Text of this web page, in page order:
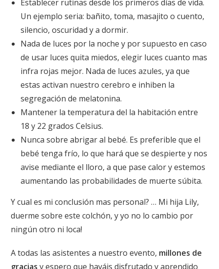
Establecer rutinas desde los primeros días de vida.
Un ejemplo seria: bañito, toma, masajito o cuento,
silencio, oscuridad y a dormir.
Nada de luces por la noche y por supuesto en caso
de usar luces quita miedos, elegir luces cuanto mas
infra rojas mejor. Nada de luces azules, ya que
estas activan nuestro cerebro e inhiben la
segregación de melatonina.
Mantener la temperatura del la habitación entre
18 y 22 grados Celsius.
Nunca sobre abrigar al bebé. Es preferible que el
bebé tenga frío, lo que hará que se despierte y nos
avise mediante el lloro, a que pase calor y estemos
aumentando las probabilidades de muerte súbita.
Y cual es mi conclusión mas personal? … Mi hija Lily,
duerme sobre este colchón, y yo no lo cambio por
ningún otro ni loca!
A todas las asistentes a nuestro evento, millones de
gracias y espero que hayáis disfrutado y aprendido